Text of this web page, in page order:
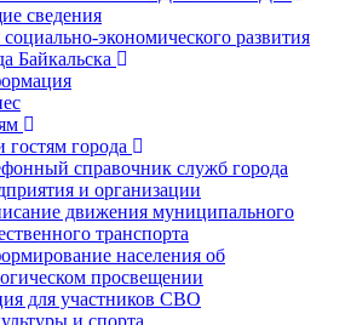
сведения
социально-экономического развития
Байкальска
города
справочник служб города
и организации
движения муниципального
транспорта
населения об
просвещении
для участников СВО
и спорта